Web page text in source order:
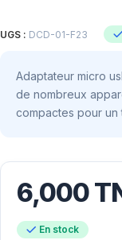
UGS : DCD-01-F23
Adaptateur micro
de nombreux
compactes pour un
6,000
En stock